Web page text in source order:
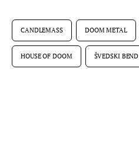
CANDLEMASS DOOM METAL
HOUSE OF DOOM ŠVEDSKI BEND